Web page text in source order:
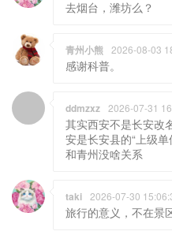
去烟台，潍坊么？
青州小熊 2026-08-03
感谢科普。
ddmzxz 2026-07-31
其实西安不是长安改
安是长安县的“上级
和青州没啥关系
taki 2026-07-30
旅行的意义，不在景